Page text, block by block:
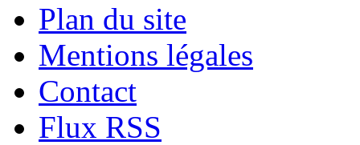
Plan du site
Mentions légales
Contact
Flux RSS